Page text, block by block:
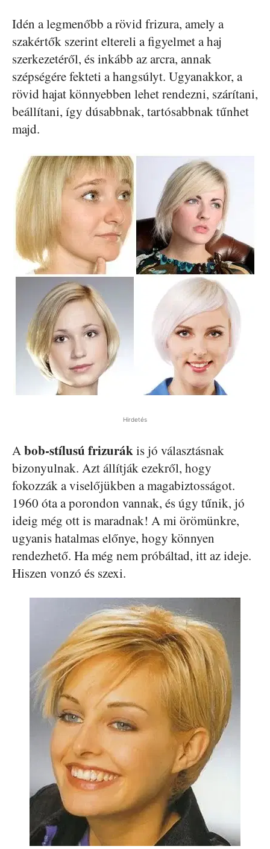
Idén a legmenőbb a rövid frizura, amely a
szakértők szerint eltereli a figyelmet a haj
szerkezetéről, és inkább az arcra, annak
szépségére fekteti a hangsúlyt. Ugyanakkor, a
rövid hajat könnyebben lehet rendezni, szárítani,
beállítani, így dúsabbnak, tartósabbnak tűnhet
majd.
Hirdetés
Abob-stílusú frizurákis jó választásnak
bizonyulnak. Azt állítják ezekről, hogy
fokozzák a viselőjükben a magabiztosságot.
1960 óta a porondon vannak, és úgy tűnik, jó
ideig még ott is maradnak! A mi örömünkre,
ugyanis hatalmas előnye, hogy könnyen
rendezhető. Ha még nem próbáltad, itt az ideje.
Hiszen vonzó és szexi.